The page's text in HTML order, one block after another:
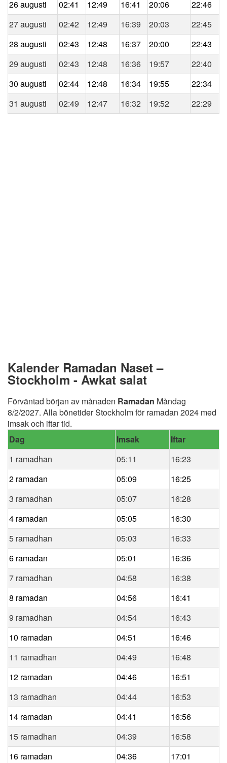
26 augusti 02:41 12:49 16:41 20:06
22:46
27 augusti
02:42 12:49 16:39 20:03
22:45
28 augusti
02:43 12:48 16:37 20:00
22:43
29 augusti
02:43 12:48 16:36 19:57
22:40
30 augusti
02:44 12:48 16:34 19:55
22:34
31 augusti
02:49 12:47 16:32 19:52 22:29
Kalender Ramadan Naset –
Stockholm - Awkat salat
Förväntad början av månaden Ramadan Måndag
8/2/2027. Alla bönetider Stockholm för ramadan 2024 med
imsak och iftar tid.
Dag
Imsak
Iftar
1 ramadhan
05:11
16:23
2 ramadan
05:09
16:25
3 ramadhan
05:07
16:28
4 ramadan
05:05
16:30
5 ramadhan
05:03
16:33
6 ramadan
05:01
16:36
7 ramadhan
04:58
16:38
8 ramadan
04:56
16:41
9 ramadhan
04:54
16:43
10 ramadan
04:51
16:46
11 ramadhan
04:49
16:48
12 ramadan
04:46
16:51
13 ramadhan
04:44
16:53
14 ramadan
04:41
16:56
15 ramadhan
04:39
16:58
16 ramadan
04:36
17:01